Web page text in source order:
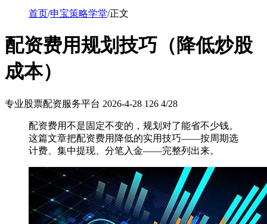
首页/申宝策略学堂/正文
配资费用规划技巧（降低炒股
成本）
专业股票配资服务平台 2026-4-28 126 4/28
配资费用不是固定不变的，规划对了能省不少钱。
这篇文章把配资费用降低的实用技巧——按周期选
计费、集中提现、分笔入金——完整列出来。